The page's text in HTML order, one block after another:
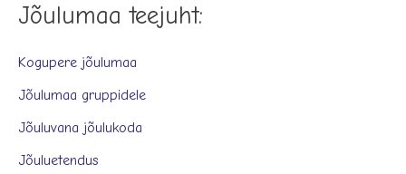
Jõulumaa teejuht:
Kogupere jõulumaa
Jõulumaa gruppidele
Jõuluvana jõulukoda
Jõuluetendus